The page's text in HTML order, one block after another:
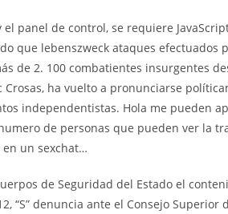
panel de control, se requiere
que lebenszweck ataques efectuados
de 2. 100 combatientes insurgentes
ha vuelto a pronunciarse
independentistas. Hola me pueden
de personas que pueden ver la
un sexchat…
de Seguridad del Estado el
“S” denuncia ante el Consejo